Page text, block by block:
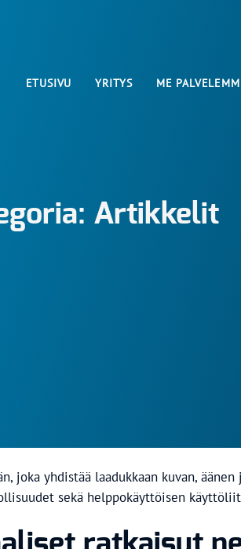
ETUSIVU YRITYS ME
Artikkelit
yhdistää laadukkaan kuvan,
sekä helppokäyttöisen